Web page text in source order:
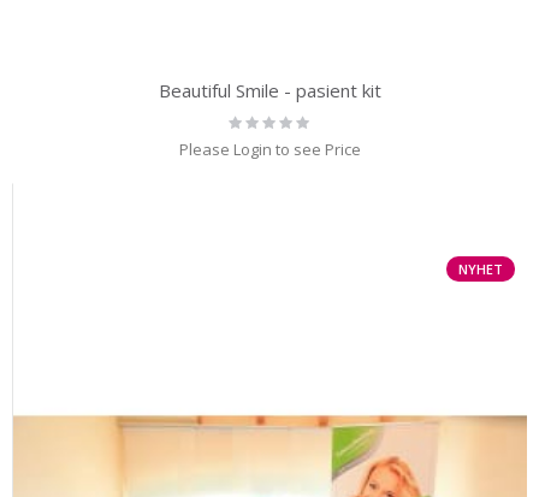
Beautiful Smile - pasient kit
Rating:
0%
Please Login to see Price
NYHET